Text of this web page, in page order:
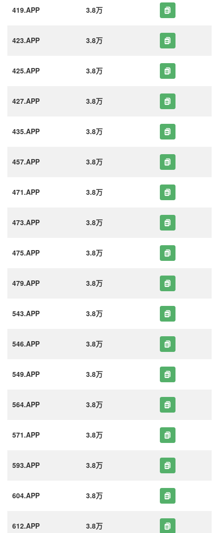
419.APP 3.8万
423.APP 3.8万
425.APP 3.8万
427.APP 3.8万
435.APP 3.8万
457.APP 3.8万
471.APP 3.8万
473.APP 3.8万
475.APP 3.8万
479.APP 3.8万
543.APP 3.8万
546.APP 3.8万
549.APP 3.8万
564.APP 3.8万
571.APP 3.8万
593.APP 3.8万
604.APP 3.8万
612.APP 3.8万